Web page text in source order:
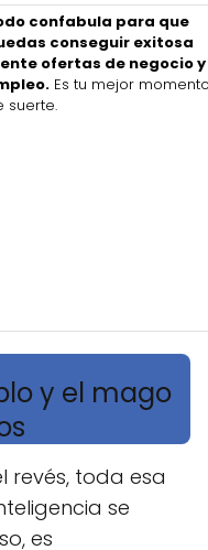
confabula para que
conseguir exitosa
ofertas de negocio y
Es tu mejor
suerte.
y el mago
revés, toda esa
se
es